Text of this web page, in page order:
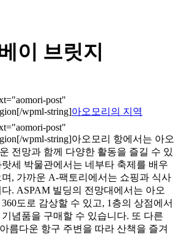
이 브릿지
아오모리의 지역
아오모리 항에서는 아오
전망과 함께 다양한 활동을 즐길 수 있
세 박물관에서는 네부타 축제를 배우
, 가까운 A-팩토리에서는 쇼핑과 식사
. ASPAM 빌딩의 전망대에서는 아오
도로 감상할 수 있고, 1층의 상점에서
념품을 구매할 수 있습니다. 또 다른
름다운 항구 주변을 따라 산책을 즐겨